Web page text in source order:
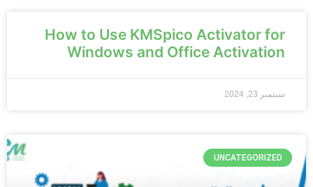
How to Use KMSpico Activator for
Windows and Office Activation
سبتمبر 23, 2024
UNCATEGORIZED